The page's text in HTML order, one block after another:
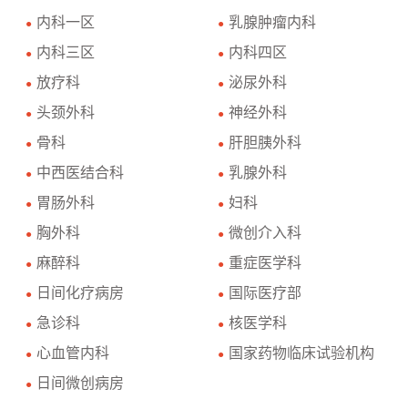
● 内科一区 ● 乳腺肿瘤内科
● 内科三区 ● 内科四区
● 放疗科 ● 泌尿外科
● 头颈外科 ● 神经外科
● 骨科 ● 肝胆胰外科
● 中西医结合科 ● 乳腺外科
● 胃肠外科 ● 妇科
● 胸外科 ● 微创介入科
● 麻醉科 ● 重症医学科
● 日间化疗病房 ● 国际医疗部
● 急诊科 ● 核医学科
● 心血管内科 ● 国家药物临床试验机构
● 日间微创病房